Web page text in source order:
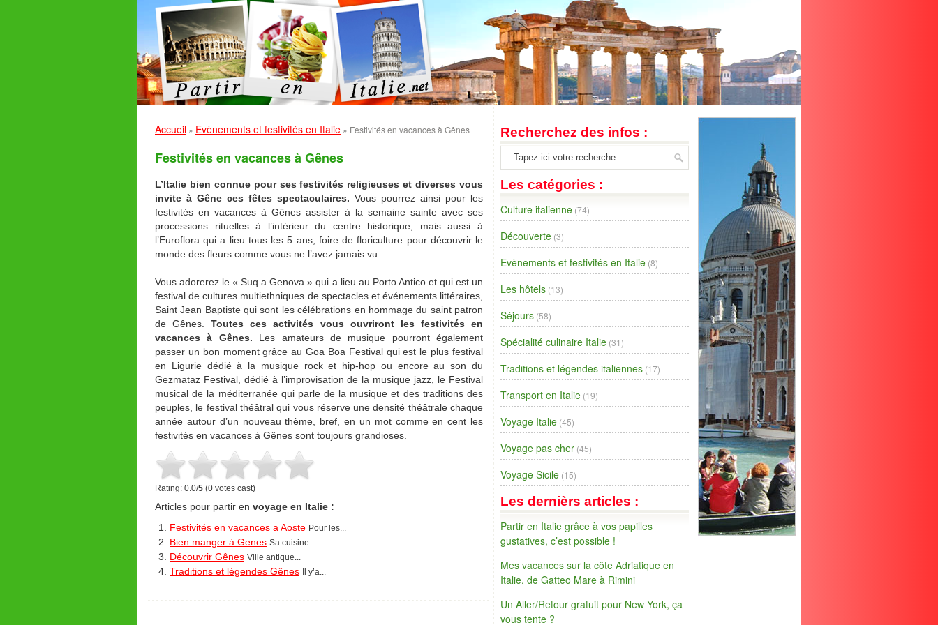
Accueil » Evènements et festivités en Italie » Festivités en vacances à Gênes
Festivités en vacances à Gênes
L’Italie bien connue pour ses festivités religieuses et diverses vous
invite à Gêne ces fêtes spectaculaires. Vous pourrez ainsi pour les
festivités en vacances à Gênes assister à la semaine sainte avec ses
processions rituelles à l’intérieur du centre historique, mais aussi à
l’Euroflora qui a lieu tous les 5 ans, foire de floriculture pour découvrir le
monde des fleurs comme vous ne l’avez jamais vu.
Vous adorerez le « Suq a Genova » qui a lieu au Porto Antico et qui est un
festival de cultures multiethniques de spectacles et événements littéraires,
Saint Jean Baptiste qui sont les célébrations en hommage du saint patron
de Gênes.Toutes ces activités vous ouvriront les festivités en
vacances à Gênes. Les amateurs de musique pourront également
passer un bon moment grâce au Goa Boa Festival qui est le plus festival
en Ligurie dédié à la musique rock et hip-hop ou encore au son du
Gezmataz Festival, dédié à l’improvisation de la musique jazz, le Festival
musical de la méditerranée qui parle de la musique et des traditions des
peuples, le festival théâtral qui vous réserve une densité théâtrale chaque
année autour d’un nouveau thème, bref, en un mot comme en cent les
festivités en vacances à Gênes sont toujours grandioses.
Rating: 0.0/5 (0 votes cast)
Articles pour partir en voyage en Italie :
Festivités en vacances a Aoste Pour les...
Bien manger à Genes Sa cuisine...
Découvrir Gênes Ville antique...
Traditions et légendes Gênes Il y’a...
Recherchez des infos :
Les catégories :
Culture italienne (74)
Découverte (3)
Evènements et festivités en Italie (8)
Les hôtels (13)
Séjours (58)
Spécialité culinaire Italie (31)
Traditions et légendes italiennes (17)
Transport en Italie (19)
Voyage Italie (45)
Voyage pas cher (45)
Voyage Sicile (15)
Les dernièrs articles :
Partir en Italie grâce à vos papilles
gustatives, c’est possible !
Mes vacances sur la côte Adriatique en
Italie, de Gatteo Mare à Rimini
Un Aller/Retour gratuit pour New York, ça
vous tente ?